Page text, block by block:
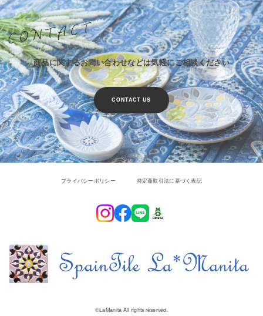
商品に関するお問い合わせなどは気軽にご相談ください
CONTACT US
プライバシーポリシー 特定商取引法に基づく表記
©︎LaManita All rights reserved.